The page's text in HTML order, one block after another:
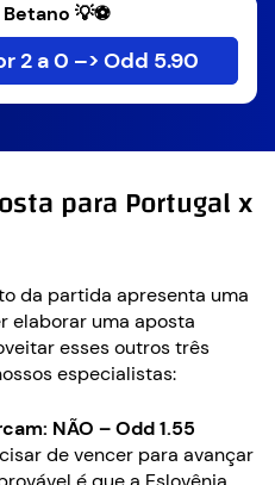
💡⚽
2 a 0 –> Odd 5.90
para Portugal x
da partida apresenta uma
elaborar uma aposta
esses outros três
especialistas:
NÃO – Odd 1.55
de vencer para avançar